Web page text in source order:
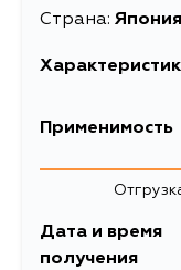
Страна: Япония
Применимость
Toyota
Кузов
ET196, ET196V,
Дата и время
получения